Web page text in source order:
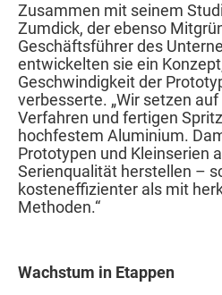
Zusammen mit seinem
Zumdick, der ebenso
Geschäftsführer des
entwickelten sie ein
Geschwindigkeit der
verbesserte. „Wir setzen
Verfahren und fertigen
hochfestem Aluminium.
Prototypen und Kleinserien
Serienqualität herstellen –
kosteneffizienter als mit
Methoden.“
Wachstum in Etappen